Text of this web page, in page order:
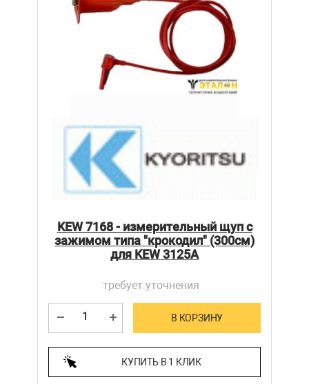
KEW 7168 - измерительный щуп c
зажимом типа "крокодил" (300см)
для KEW 3125А
требует уточнения
В КОРЗИНУ
КУПИТЬ В 1 КЛИК